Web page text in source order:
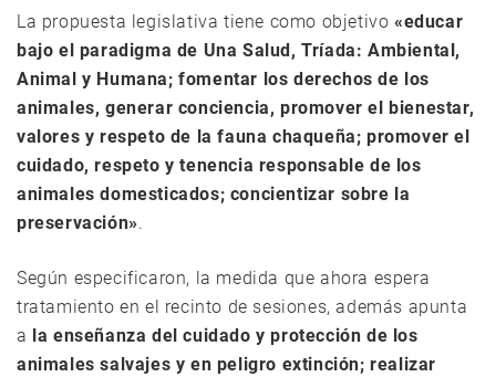
La propuesta legislativa tiene como objetivo «educar
bajo el paradigma de Una Salud, Tríada: Ambiental,
Animal y Humana; fomentar los derechos de los
animales, generar conciencia, promover el bienestar,
valores y respeto de la fauna chaqueña; promover el
cuidado, respeto y tenencia responsable de los
animales domesticados; concientizar sobre la
preservación».
Según especificaron, la medida que ahora espera
tratamiento en el recinto de sesiones, además apunta
a la enseñanza del cuidado y protección de los
animales salvajes y en peligro extinción; realizar